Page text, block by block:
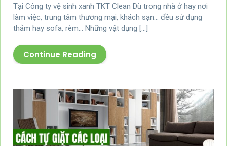
Tại Công ty vệ sinh xanh TKT Clean Dù trong nhà ở hay nơi
làm việc, trung tâm thương mại, khách sạn… đều sử dụng
thảm hay sofa, rèm… Những vật dụng […]
Continue Reading